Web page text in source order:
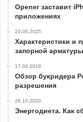
Opener заставит
приложениях
23.05.2025
Характеристики и
запорной
17.04.2019
Обзор букридера
разрешения
26.10.2020
Энергодиета. Как